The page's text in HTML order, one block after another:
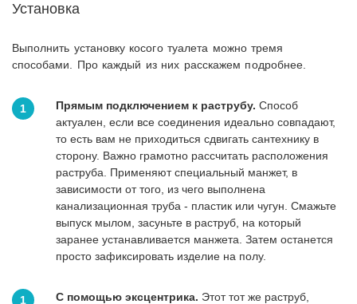
Установка
Выполнить установку косого туалета можно тремя
способами. Про каждый из них расскажем подробнее.
Прямым подключением к раструбу. Способ
актуален, если все соединения идеально совпадают,
то есть вам не приходиться сдвигать сантехнику в
сторону. Важно грамотно рассчитать расположения
раструба. Применяют специальный манжет, в
зависимости от того, из чего выполнена
канализационная труба - пластик или чугун. Смажьте
выпуск мылом, засуньте в раструб, на который
заранее устанавливается манжета. Затем останется
просто зафиксировать изделие на полу.
С помощью эксцентрика. Этот тот же раструб,